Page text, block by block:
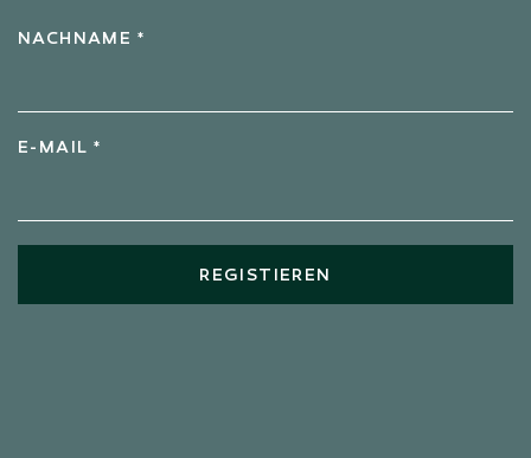
NACHNAME *
E-MAIL *
REGISTIEREN